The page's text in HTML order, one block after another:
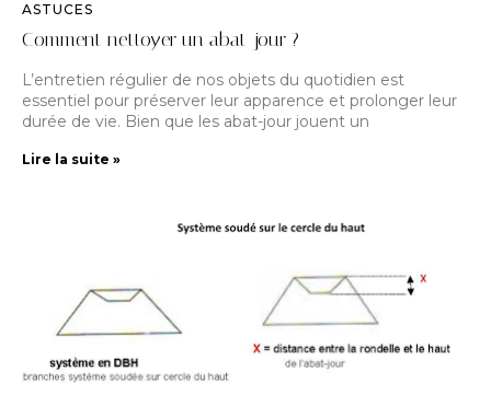
ASTUCES
Comment nettoyer un abat-jour ?
L’entretien régulier de nos objets du quotidien est
essentiel pour préserver leur apparence et prolonger leur
durée de vie. Bien que les abat-jour jouent un
Lire la suite »